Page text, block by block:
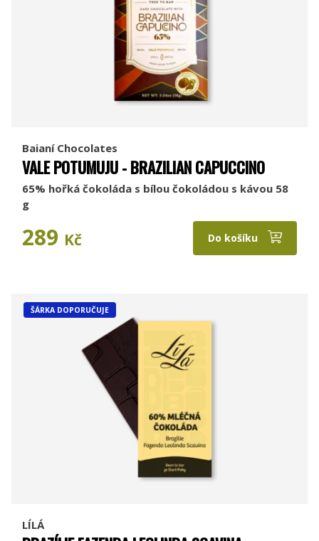
Baianí Chocolates
VALE POTUMUJU - BRAZILIAN CAPUCCINO
65% hořká čokoláda s bílou čokoládou s kávou 58
g
289 Kč Do košíku
ŠÁRKA DOPORUČUJE
LÍLÁ